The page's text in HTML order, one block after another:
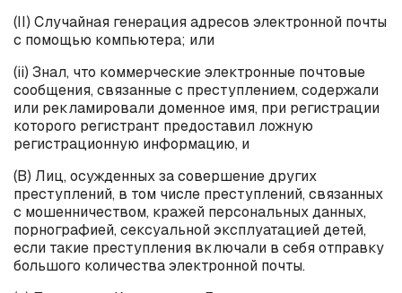
(II) Случайная генерация адресов электронной почты
с помощью компьютера; или
(ii) Знал, что коммерческие электронные почтовые
сообщения, связанные с преступлением, содержали
или рекламировали доменное имя, при регистрации
которого регистрант предоставил ложную
регистрационную информацию, и
(B) Лиц, осужденных за совершение других
преступлений, в том числе преступлений, связанных
с мошенничеством, кражей персональных данных,
порнографией, сексуальной эксплуатацией детей,
если такие преступления включали в себя отправку
большого количества электронной почты.